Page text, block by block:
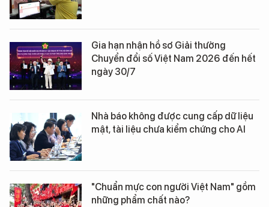
Gia hạn nhận hồ sơ Giải thưởng
Chuyển đổi số Việt Nam 2026 đến hết
ngày 30/7
Nhà báo không được cung cấp dữ liệu
mật, tài liệu chưa kiểm chứng cho AI
"Chuẩn mực con người Việt Nam" gồm
những phẩm chất nào?